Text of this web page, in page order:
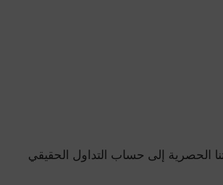
الحصرية إلى حساب التداول الحقيقي